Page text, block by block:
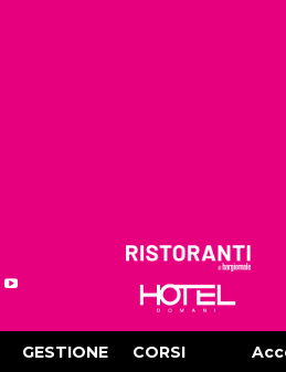
GESTIONE CORSI